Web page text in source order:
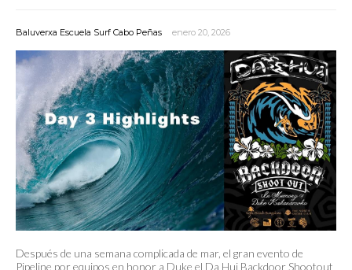
Baluverxa Escuela Surf Cabo Peñas enero 20, 2026
Después de una semana complicada de mar, el gran evento de
Pipeline por equipos en honor a Duke el Da Hui Backdoor Shootout